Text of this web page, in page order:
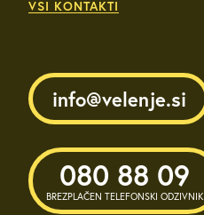
VSI KONTAKTI
info@velenje.si
080 88 09
BREZPLAČEN TELEFONSKI ODZIVNIK